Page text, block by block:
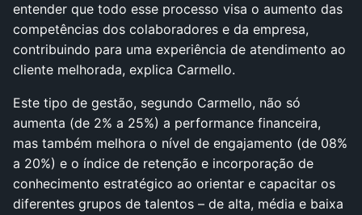
entender que todo esse processo visa o aumento das
competências dos colaboradores e da empresa,
contribuindo para uma experiência de atendimento ao
cliente melhorada, explica Carmello.
Este tipo de gestão, segundo Carmello, não só
aumenta (de 2% a 25%) a performance financeira,
mas também melhora o nível de engajamento (de 08%
a 20%) e o índice de retenção e incorporação de
conhecimento estratégico ao orientar e capacitar os
diferentes grupos de talentos – de alta, média e baixa